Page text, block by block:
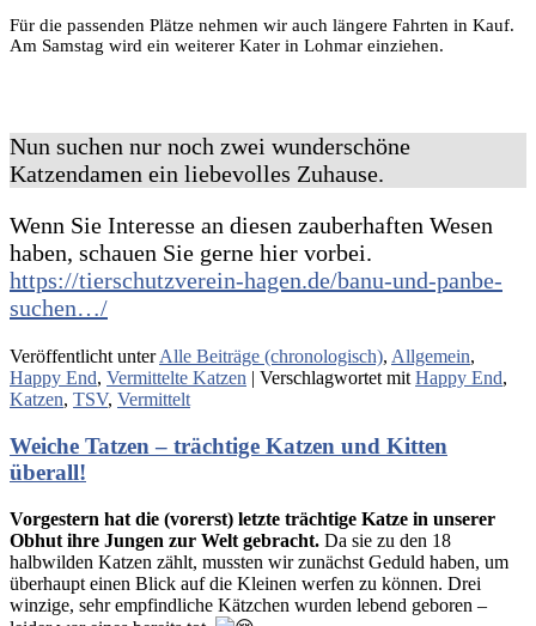
Für die passenden Plätze nehmen wir auch längere Fahrten in Kauf.
Am Samstag wird ein weiterer Kater in Lohmar einziehen.
Nun suchen nur noch zwei wunderschöne
Katzendamen ein liebevolles Zuhause.
Wenn Sie Interesse an diesen zauberhaften Wesen
haben, schauen Sie gerne hier vorbei.
https://tierschutzverein-hagen.de/banu-und-panbe-
suchen…/
Veröffentlicht unter Alle Beiträge (chronologisch), Allgemein,
Happy End, Vermittelte Katzen | Verschlagwortet mit Happy End,
Katzen, TSV, Vermittelt
Weiche Tatzen – trächtige Katzen und Kitten
überall!
Vorgestern hat die (vorerst) letzte trächtige Katze in unserer
Obhut ihre Jungen zur Welt gebracht. Da sie zu den 18
halbwilden Katzen zählt, mussten wir zunächst Geduld haben, um
überhaupt einen Blick auf die Kleinen werfen zu können. Drei
winzige, sehr empfindliche Kätzchen wurden lebend geboren –